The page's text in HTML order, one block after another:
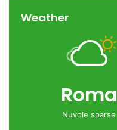
Weather
Roma
Nuvole sparse